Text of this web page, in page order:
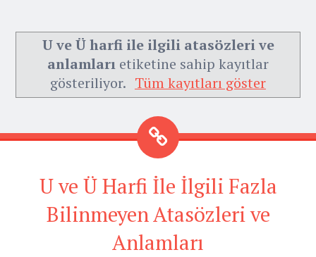
U ve Ü harfi ile ilgili atasözleri ve
anlamları etiketine sahip kayıtlar
gösteriliyor. Tüm kayıtları göster
U ve Ü Harfi İle İlgili Fazla
Bilinmeyen Atasözleri ve
Anlamları